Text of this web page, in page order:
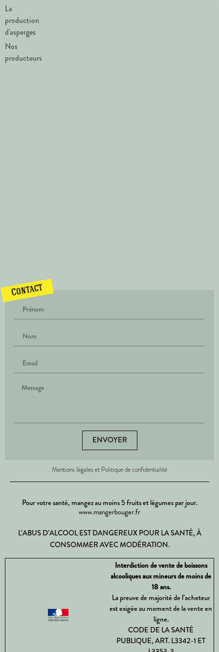
La
production
d'asperges
Nos
producteurs
Contact
ENVOYER
Mentions légales et Politique de confidentialité
Pour votre santé, mangez au moins 5 fruits et légumes par jour.
www.mangerbouger.fr
L’ABUS D’ALCOOL EST DANGEREUX POUR LA SANTÉ, À
CONSOMMER AVEC MODÉRATION.
Interdiction de vente de boissons
alcooliques aux mineurs de moins de
18 ans.
La preuve de majorité de l’acheteur
est exigée au moment de la vente en
ligne.
CODE DE LA SANTÉ
PUBLIQUE, ART. L3342-1 ET